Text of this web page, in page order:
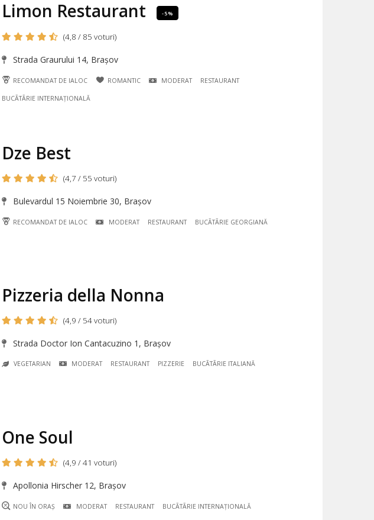
Limon Restaurant -5%
(4,8 / 85 voturi)
Strada Graurului 14, Brașov
RECOMANDAT DE IALOC ROMANTIC MODERAT RESTAURANT
BUCÃTÃRIE INTERNAȚIONALĂ
Dze Best
(4,7 / 55 voturi)
Bulevardul 15 Noiembrie 30, Brașov
RECOMANDAT DE IALOC MODERAT RESTAURANT BUCÃTÃRIE GEORGIANĂ
Pizzeria della Nonna
(4,9 / 54 voturi)
Strada Doctor Ion Cantacuzino 1, Brașov
VEGETARIAN MODERAT RESTAURANT PIZZERIE BUCÃTÃRIE ITALIANĂ
One Soul
(4,9 / 41 voturi)
Apollonia Hirscher 12, Brașov
NOU ÎN ORAȘ MODERAT RESTAURANT BUCÃTÃRIE INTERNAȚIONALĂ